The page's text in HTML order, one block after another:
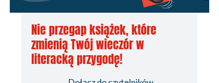
Nie przegap książek, które
zmienią Twój wieczór w
literacką przygodę!